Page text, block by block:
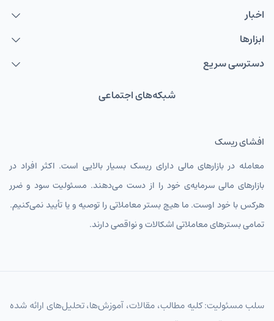
اخبار
ابزارها
دسترسی سریع
شبکه‌های اجتماعی
افشای ریسک
معامله در بازارهای مالی دارای ریسک بسیار بالایی است. اکثر افراد در
بازارهای مالی سرمایه‌ی خود را از دست می‌دهند. مسئولیت سود و ضرر
هرکس با خود اوست. ما هیچ بستر معاملاتی را توصیه و یا تأیید نمی‌کنیم.
تمامی بسترهای معاملاتی اشکالات و نواقصی دارند.
سلب مسئولیت: کلیه مطالب، مقالات، آموزش‌ها، تحلیل‌های ارائه شده